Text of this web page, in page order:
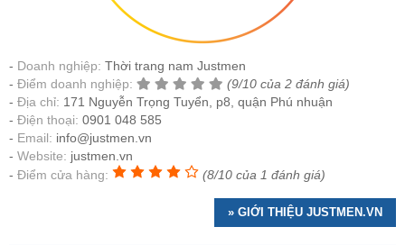
Doanh nghiệp: Thời trang nam Justmen
Điểm doanh nghiệp:
(9/10 của 2 đánh giá)
Địa chỉ: 171 Nguyễn Trọng Tuyển, p8, quận Phú nhuận
Điện thoại: 0901 048 585
Email: info@justmen.vn
Website: justmen.vn
Điểm cửa hàng:
(8/10 của 1 đánh giá)
» GIỚI THIỆU JUSTMEN.VN